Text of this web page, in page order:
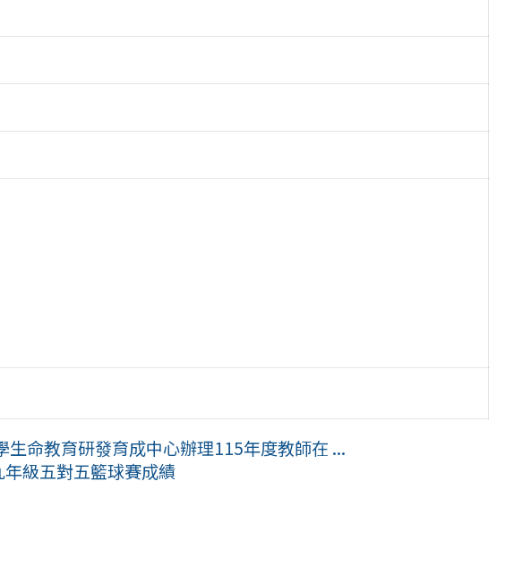
生命教育研發育成中心辦理115年度教師在 ...
級五對五籃球賽成績